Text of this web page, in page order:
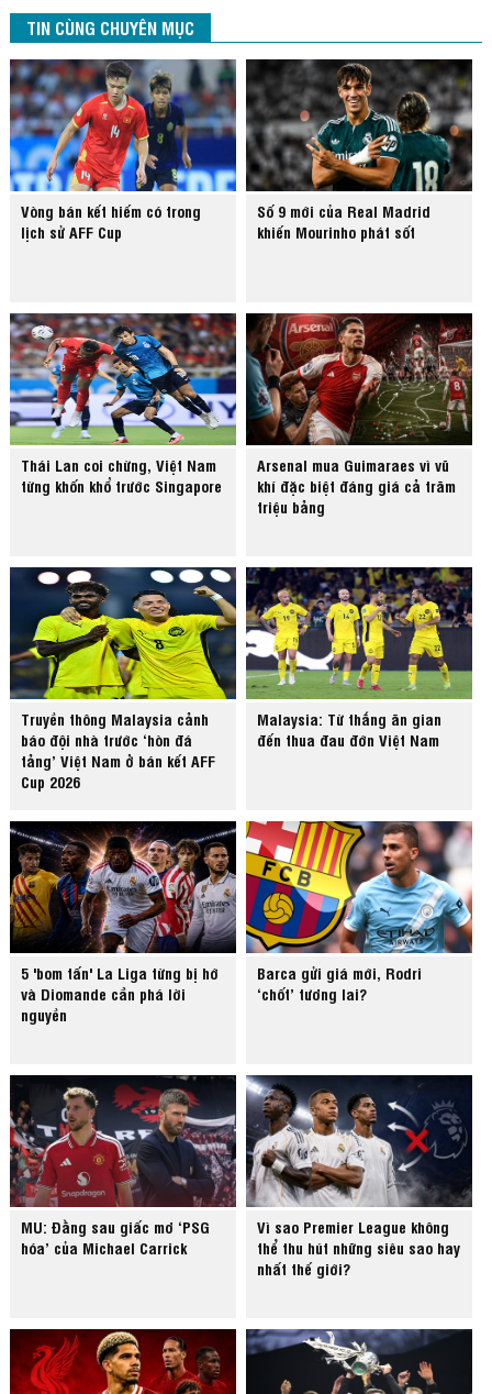
TIN CÙNG CHUYÊN MỤC
Vòng bán kết hiếm có trong
lịch sử AFF Cup
Số 9 mới của Real Madrid
khiến Mourinho phát sốt
Thái Lan coi chừng, Việt Nam
từng khốn khổ trước Singapore
Arsenal mua Guimaraes vì vũ
khí đặc biệt đáng giá cả trăm
triệu bảng
Truyền thông Malaysia cảnh
báo đội nhà trước ‘hòn đá
tảng’ Việt Nam ở bán kết AFF
Cup 2026
Malaysia: Từ thắng ăn gian
đến thua đau đớn Việt Nam
5 'bom tấn' La Liga từng bị hớ
và Diomande cần phá lời
nguyền
Barca gửi giá mới, Rodri
‘chốt’ tương lai?
MU: Đằng sau giấc mơ ‘PSG
hóa’ của Michael Carrick
Vì sao Premier League không
thể thu hút những siêu sao hay
nhất thế giới?